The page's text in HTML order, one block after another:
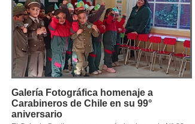
Galería Fotográfica homenaje a
Carabineros de Chile en su 99°
aniversario